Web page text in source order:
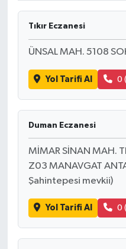
Tıkır Eczanesi
ÜNSAL MAH. 5108
Yol Tarifi Al 0
Duman Eczanesi
MİMAR SİNAN MAH.
Z03 MANAVGAT
Şahintepesi mevkii)
Yol Tarifi Al 0